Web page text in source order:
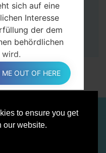
to ensure you get
our website.
„Start“-Taste auf.
und von PC
sich auf eine
Interesse
der dem
behördlichen
wird.
berechtigte
oder eines
für die
rechtlichen
ob die
ME OUT OF HERE